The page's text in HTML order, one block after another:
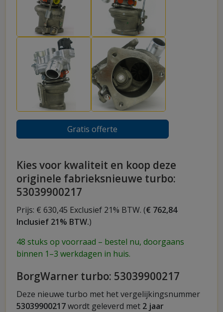
Gratis offerte
Kies voor kwaliteit en koop deze
originele fabrieksnieuwe turbo:
53039900217
Prijs: € 630,45 Exclusief 21% BTW. (€ 762,84
Inclusief 21% BTW.)
48 stuks op voorraad – bestel nu, doorgaans
binnen 1–3 werkdagen in huis.
BorgWarner turbo: 53039900217
Deze nieuwe turbo met het vergelijkingsnummer
53039900217wordt geleverd met 2 jaar